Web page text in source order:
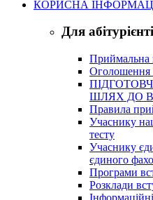
КОРИСНА
Для
Приймальна
Оголошення
ШЛЯХ ДО
Правила
Учаснику
тесту
Учаснику
єдиного
Програми
Розклади